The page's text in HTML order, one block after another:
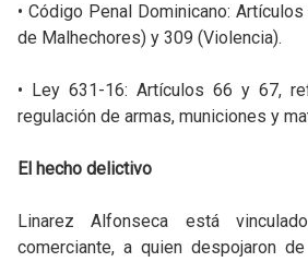
• Código Penal Dominicano:
de Malhechores) y 309 (Violencia).
• Ley 631-16: Artículos 66 y 67,
regulación de armas, municiones y
El hecho delictivo
Linarez Alfonseca está
comerciante, a quien despojaron